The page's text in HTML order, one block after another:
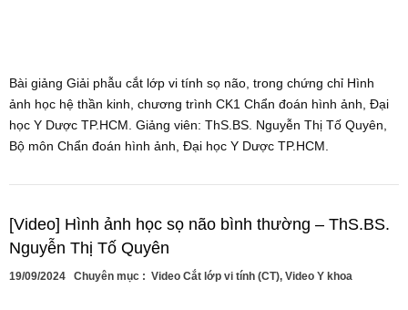
Bài giảng Giải phẫu cắt lớp vi tính sọ não, trong chứng chỉ Hình
ảnh học hệ thần kinh, chương trình CK1 Chẩn đoán hình ảnh, Đại
học Y Dược TP.HCM. Giảng viên: ThS.BS. Nguyễn Thị Tố Quyên,
Bộ môn Chẩn đoán hình ảnh, Đại học Y Dược TP.HCM.
[Video] Hình ảnh học sọ não bình thường – ThS.BS.
Nguyễn Thị Tố Quyên
19/09/2024 Chuyên mục : Video Cắt lớp vi tính (CT), Video Y khoa